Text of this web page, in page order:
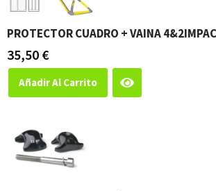
PROTECTOR CUADRO + VAINA
35,50 €
Añadir Al Carrito